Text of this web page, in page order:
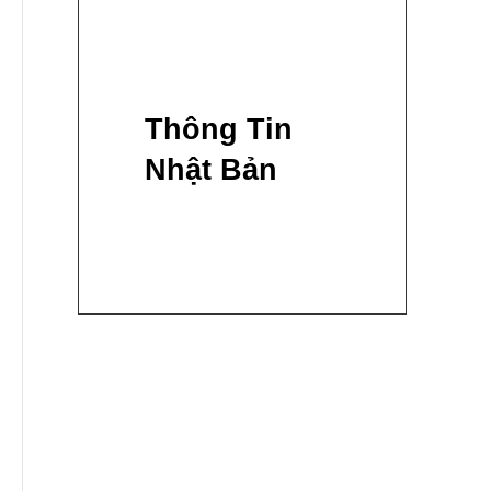
Thông Tin
Nhật Bản